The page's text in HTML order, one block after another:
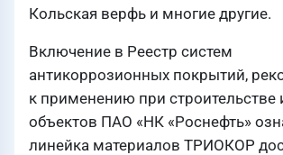
Кольская верфь и многие другие.
Включение в Реестр систем
антикоррозионных покрытий,
к применению при строительстве
объектов ПАО «НК «Роснефть»
линейка материалов ТРИОКОР